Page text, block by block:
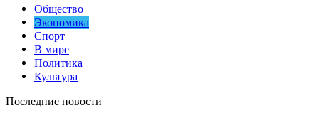
Общество
Экономика
Спорт
В мире
Политика
Культура
Последние новости